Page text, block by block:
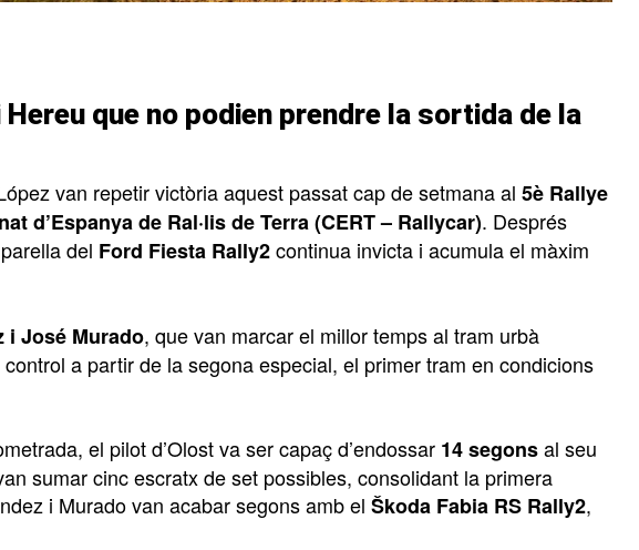
que no podien prendre la sortida de la
van repetir victòria aquest passat cap de setmana al 5è Rallye
d’Espanya de Ral·lis de Terra (CERT – Rallycar). Després
del Ford Fiesta Rally2continua invicta i acumula el màxim
i José Murado, que van marcar el millor temps al tram urbà
a partir de la segona especial, el primer tram en condicions
el pilot d’Olost va ser capaç d’endossar 14 segonsal seu
sumar cinc escratx de set possibles, consolidant la primera
i Murado van acabar segons amb el Škoda Fabia RS Rally2,